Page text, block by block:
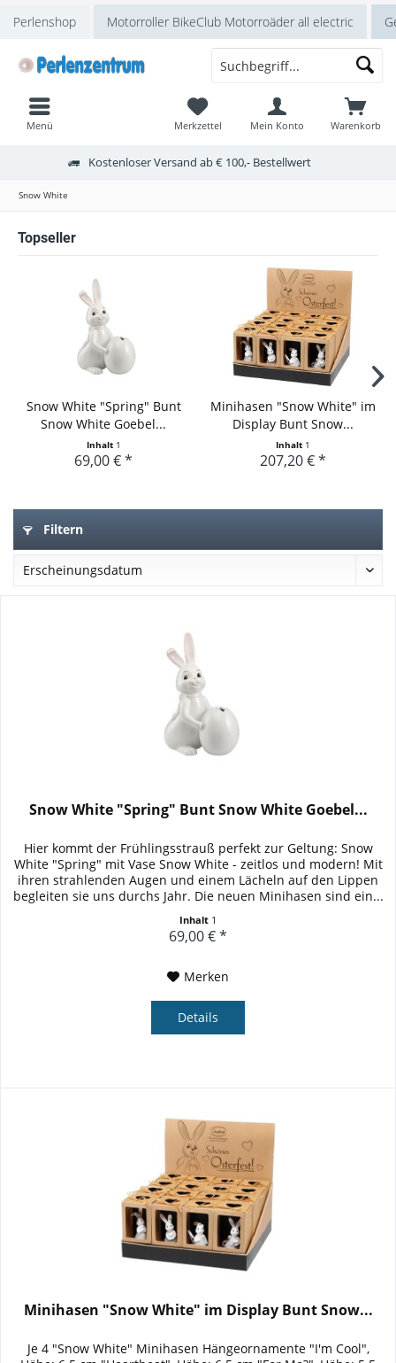
Perlenshop Motorroller BikeClub Motorroäder all electric
Kostenloser Versand ab € 100,- Bestellwert
Warenkorb
Merkzettel Mein Konto
Menü
Snow White
Topseller
Snow White "Spring" Bunt
Snow White Goebel...
Inhalt 1
69,00 € *
Minihasen "Snow White" im
Display Bunt Snow...
Inhalt 1
207,20 € *
Filtern
Snow White "Spring" Bunt Snow White Goebel...
Hier kommt der Frühlingsstrauß perfekt zur Geltung: Snow
White "Spring" mit Vase Snow White - zeitlos und modern! Mit
ihren strahlenden Augen und einem Lächeln auf den Lippen
begleiten sie uns durchs Jahr. Die neuen Minihasen sind ein...
Inhalt 1
69,00 € *
Merken
Details
Minihasen "Snow White" im Display Bunt Snow...
Je 4 "Snow White" Minihasen Hängeornamente "I'm Cool",